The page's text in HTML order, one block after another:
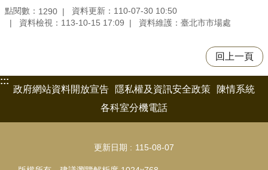
點閱數： 1290
資料更新：110-07-30 10:50
資料檢視：113-10-15 17:09
資料維護：臺北市市場處
回上一頁
:::
政府網站資料開放宣告
隱私權及資訊安全政策
陳情系統
各科室分機電話
更新日期 115-08-07